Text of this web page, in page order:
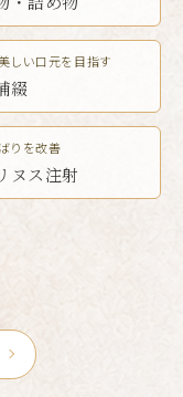
しい口元を目指す
綴
りを改善
ヌス注射